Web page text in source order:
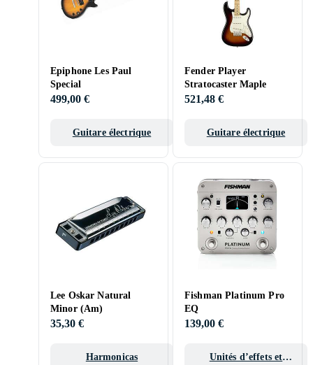
Epiphone Les Paul
Special
499,00 €
Guitare électrique
Fender Player
Stratocaster Maple
521,48 €
Guitare électrique
Lee Oskar Natural
Minor (Am)
35,30 €
Harmonicas
Fishman Platinum Pro
EQ
139,00 €
Unités d’effets et